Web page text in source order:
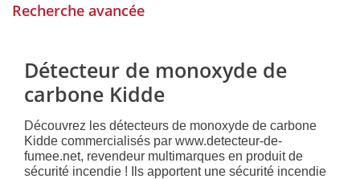
Recherche avancée
Détecteur de monoxyde de
carbone Kidde
Découvrez les détecteurs de monoxyde de carbone
Kidde commercialisés par www.detecteur-de-
fumee.net, revendeur multimarques en produit de
sécurité incendie ! Ils apportent une sécurité incendie